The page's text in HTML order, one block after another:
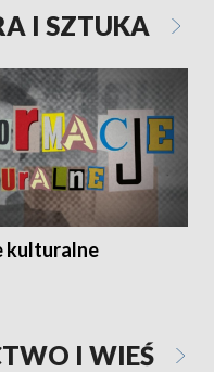
I SZTUKA
kulturalne
I WIEŚ